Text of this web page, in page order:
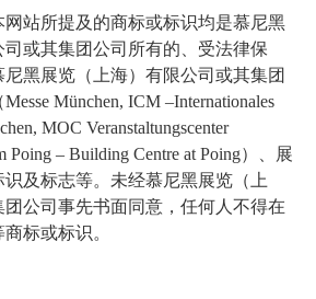
站所提及的商标或标识均是慕尼黑
或其集团公司所有的、受法律保
黑展览（上海）有限公司或其集团
München, ICM –Internationales
MOC Veranstaltungscenter
Poing – Building Centre at Poing）、展
及标志等。未经慕尼黑展览（上
公司事先书面同意，任何人不得在
标或标识。